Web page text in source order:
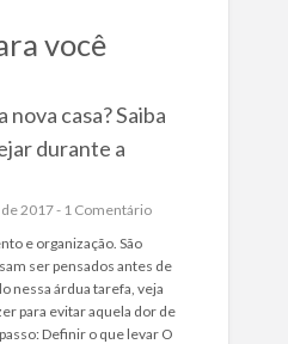
você
nova casa? Saiba
durante a
2017 - 1 Comentário
e organização. São
ser pensados antes de
nessa árdua tarefa, veja
para evitar aquela dor de
Definir o que levar O